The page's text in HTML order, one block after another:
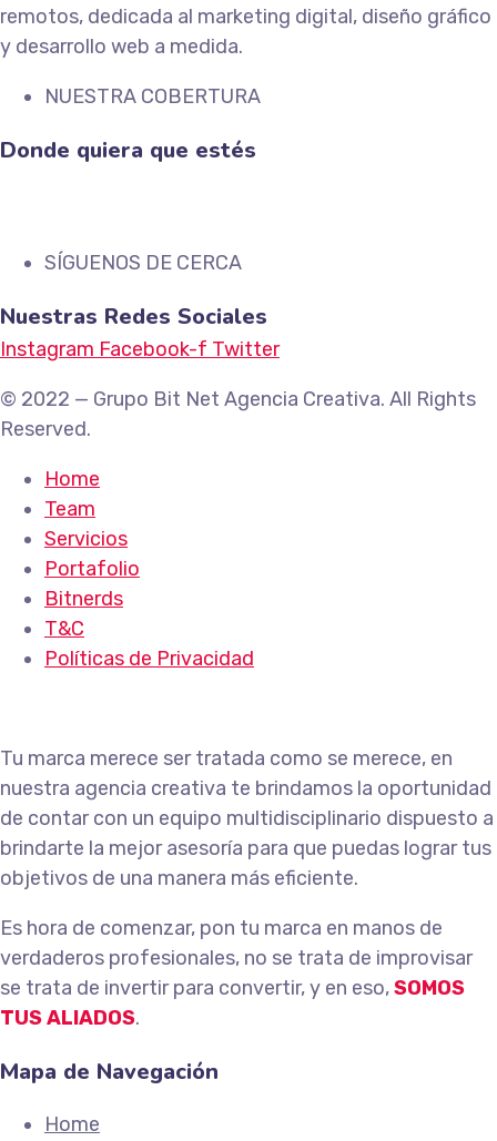
remotos, dedicada al marketing digital, diseño gráfico
y desarrollo web a medida.
NUESTRA COBERTURA
Donde quiera que estés
SÍGUENOS DE CERCA
Nuestras Redes Sociales
Instagram Facebook-f Twitter
© 2022 — Grupo Bit Net Agencia Creativa. All Rights
Reserved.
Home
Team
Servicios
Portafolio
Bitnerds
T&C
Políticas de Privacidad
Tu marca merece ser tratada como se merece, en
nuestra agencia creativa te brindamos la oportunidad
de contar con un equipo multidisciplinario dispuesto a
brindarte la mejor asesoría para que puedas lograr tus
objetivos de una manera más eficiente.
Es hora de comenzar, pon tu marca en manos de
verdaderos profesionales, no se trata de improvisar
se trata de invertir para convertir, y en eso,SOMOS
TUS ALIADOS.
Mapa de Navegación
Home